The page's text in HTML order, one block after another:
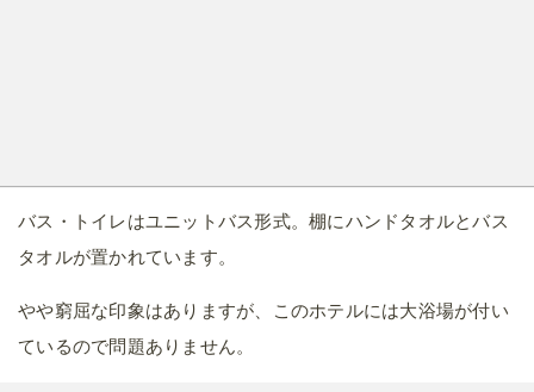
バス・トイレはユニットバス形式。棚にハンドタオルとバス
タオルが置かれています。
やや窮屈な印象はありますが、このホテルには大浴場が付い
ているので問題ありません。